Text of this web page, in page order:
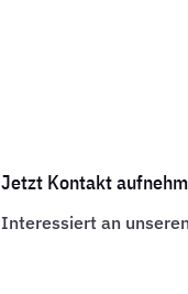
Jetzt Kontakt
Interessiert an